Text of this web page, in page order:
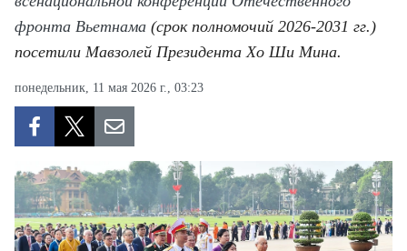
КУЛЬТУРА
МОСТ ДРУЖБЫ
В МИРЕ
фронта Вьетнама (срок полномочий 2026-2031 гг.)
посетили Мавзолей Президента Хо Ши Мина.
понедельник, 11 мая 2026 г., 03:23